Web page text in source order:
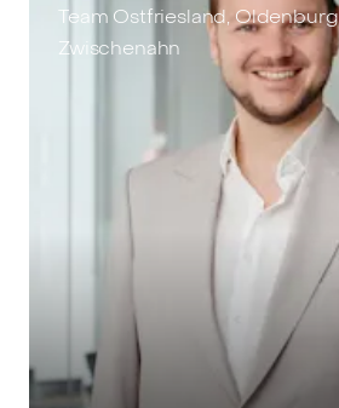
Team Ostfriesland,
Zwischenahn